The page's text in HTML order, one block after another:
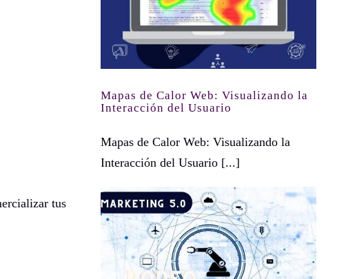
tus
Mapas de Calor Web: Visualizando la
Interacción del Usuario
Mapas de Calor Web: Visualizando la
Interacción del Usuario [...]